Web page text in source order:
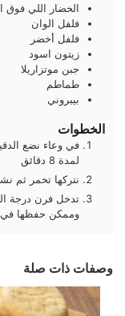
الخضار اللي فوق
فلفل الوان
فلفل أخضر
زيتون اسود
جبن موتزاريلا
طماطم
بيبروني
الخطوات
في وعاء نضع
لمدة 8 دقائق
نتركها تخمر ثم
وممكن حفظها في
وصفات ذات صلة